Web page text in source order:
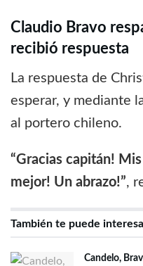
Claudio Bravo
recibió respuesta
La respuesta de
esperar, y mediante
al portero chileno.
“Gracias capitán!
mejor! Un abrazo!”,
También te puede
Candelo,